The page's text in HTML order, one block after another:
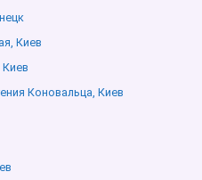
Киев
Киев
Коновальца, Киев